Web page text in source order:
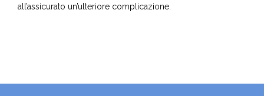
all’assicurato un’ulteriore complicazione.